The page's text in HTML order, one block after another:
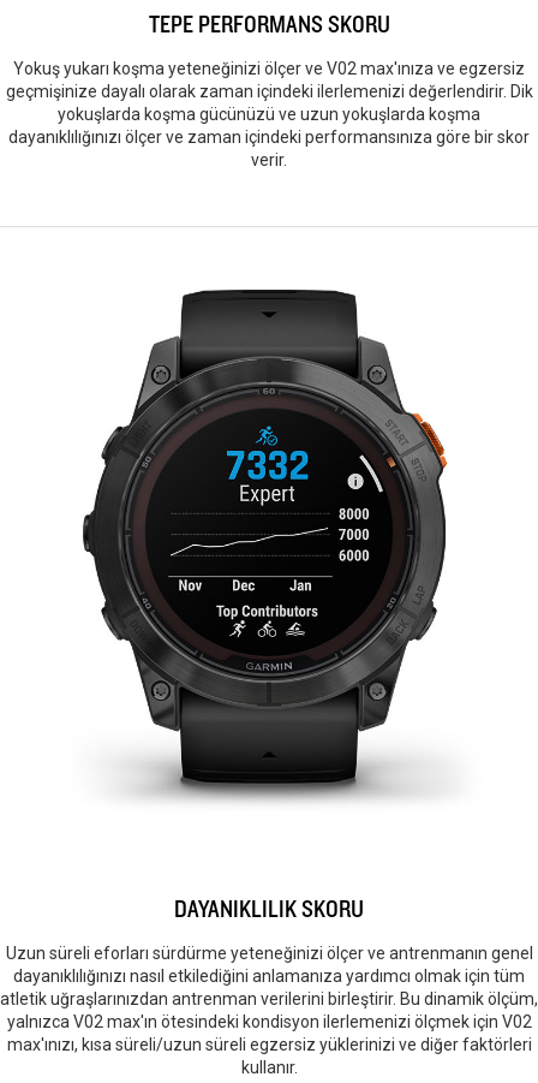
TEPE PERFORMANS SKORU
Yokuş yukarı koşma yeteneğinizi ölçer ve V02 max'ınıza ve egzersiz
geçmişinize dayalı olarak zaman içindeki ilerlemenizi değerlendirir. Dik
yokuşlarda koşma gücünüzü ve uzun yokuşlarda koşma
dayanıklılığınızı ölçer ve zaman içindeki performansınıza göre bir skor
verir.
DAYANIKLILIK SKORU
Uzun süreli eforları sürdürme yeteneğinizi ölçer ve antrenmanın genel
dayanıklılığınızı nasıl etkilediğini anlamanıza yardımcı olmak için tüm
atletik uğraşlarınızdan antrenman verilerini birleştirir. Bu dinamik ölçüm,
yalnızca V02 max'ın ötesindeki kondisyon ilerlemenizi ölçmek için V02
max'ınızı, kısa süreli/uzun süreli egzersiz yüklerinizi ve diğer faktörleri
kullanır.